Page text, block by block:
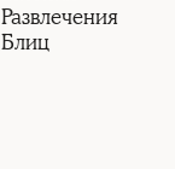
Развлечения
Блиц